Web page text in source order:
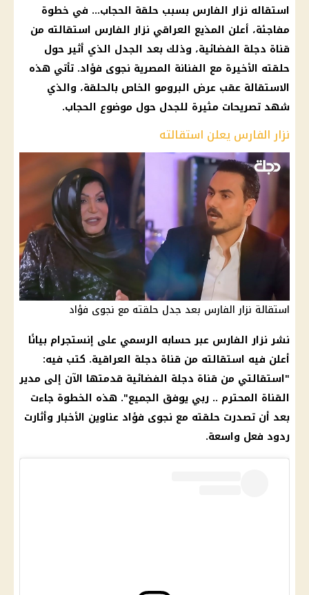
استقاله نزار الفارس بسبب حلقة الحجاب… في خطوة
مفاجئة، أعلن المذيع العراقي نزار الفارس استقالته من
قناة دجلة الفضائية، وذلك بعد الجدل الذي أثير حول
حلقته الأخيرة مع الفنانة المصرية نجوى فؤاد. تأتي هذه
الاستقالة عقب عرض البرومو الخاص بالحلقة، والذي
شهد تصريحات مثيرة للجدل حول موضوع الحجاب.
نزار الفارس يعلن استقالته
استقالة نزار الفارس بعد جدل حلقته مع نجوى فؤاد
نشر نزار الفارس عبر حسابه الرسمي على إنستجرام بيانًا
أعلن فيه استقالته من قناة دجلة العراقية. كتب فيه:
"استقالتي من قناة دجلة الفضائية قدمتها الآن إلى مدير
القناة المحترم .. ربي يوفق الجميع". هذه الخطوة جاءت
بعد أن تصدرت حلقته مع نجوى فؤاد عناوين الأخبار وأثارت
ردود فعل واسعة.